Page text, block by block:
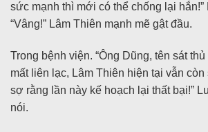
sức mạnh thì mới có thể chống lại hắn!”
“Vâng!” Lâm Thiên mạnh mẽ gật đầu.
Trong bệnh viện. “Ông Dũng, tên sát
mất liên lạc, Lâm Thiên hiện tại vẫn
sợ rằng lần này kế hoạch lại thất bại!”
nói.